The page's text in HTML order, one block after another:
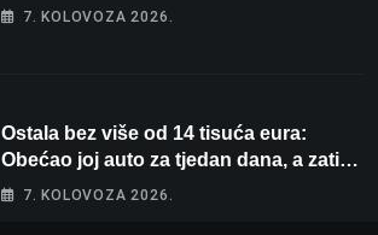
Michelinov chef sprema veliko
7. KOLOVOZA 2026.
Ostala bez više od 14 tisuća eura:
Obećao joj auto za tjedan dana, a zatim
izmišljao opravdanja
7. KOLOVOZA 2026.